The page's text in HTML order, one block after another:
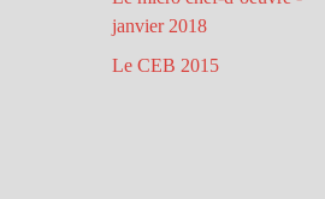
janvier 2018
Le CEB 2015